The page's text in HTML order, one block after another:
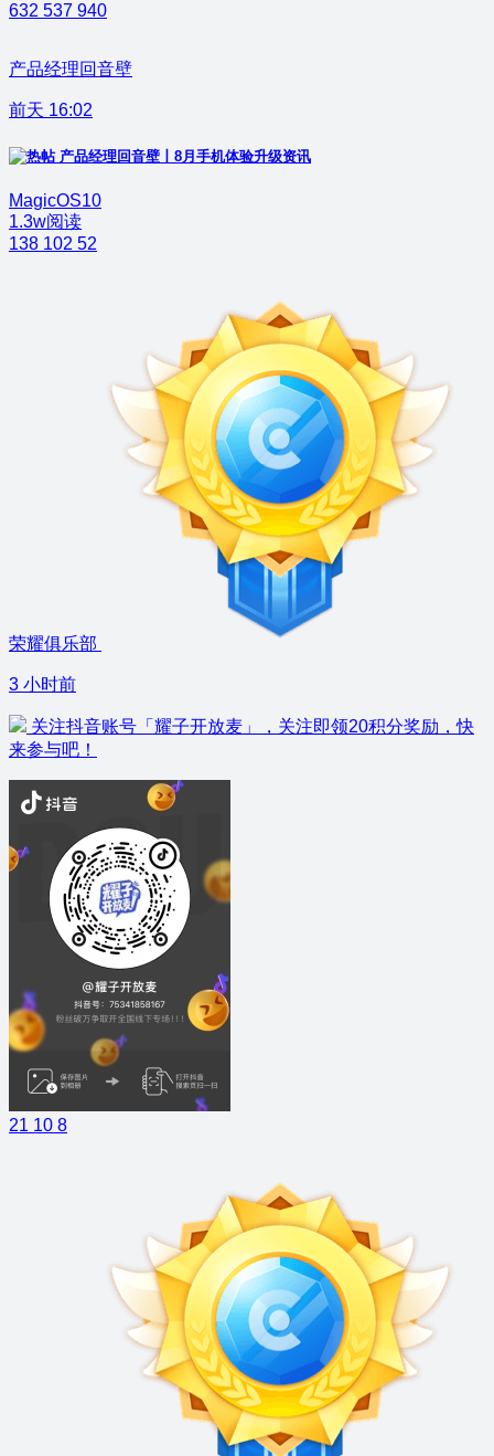
632 537 940
产品经理回音壁
前天 16:02
产品经理回音壁丨8月手机体验升级资讯
MagicOS10
1.3w阅读
138 102 52
荣耀俱乐部
3 小时前
关注抖音账号「耀子开放麦」，关注即领20积分奖励，快
来参与吧！
21 10 8